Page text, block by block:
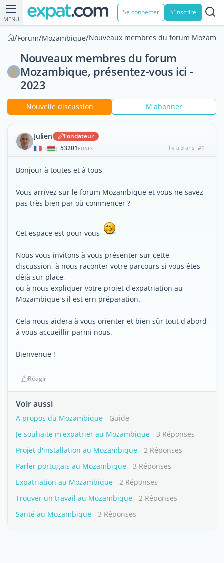
MENU
Se connecter S'inscrire
/Forum/Mozambique/Nouveaux membres du forum
Nouveaux membres du forum
Mozambique, présentez-vous ici -
2023
Nouvelle discussion M'abonner
Julien Fondateur
| 53201 POSTS il y a 3 ans #1
Bonjour à toutes et à tous,
Vous arrivez sur le forum Mozambique et vous ne savez
pas très bien par où commencer ?
Cet espace est pour vous
Nous vous invitons à vous présenter sur cette
discussion, à nous raconter votre parcours si vous êtes
déjà sur place,
ou à nous expliquer votre projet d'expatriation au
Mozambique s'il est ern préparation.
Cela nous aidera à vous orienter et bien sûr tout d'abord
à vous accueillir parmi nous.
Bienvenue !
Réagir
Voir aussi
A propos du Mozambique - Guide
Je souhaite m'expatrier au Mozambique - 3 Réponses
Projet d'installation au Mozambique - 2 Réponses
Parler portugais au Mozambique - 3 Réponses
Expatriation au Mozambique - 2 Réponses
Trouver un travail au Mozambique - 2 Réponses
Santé au Mozambique - 3 Réponses